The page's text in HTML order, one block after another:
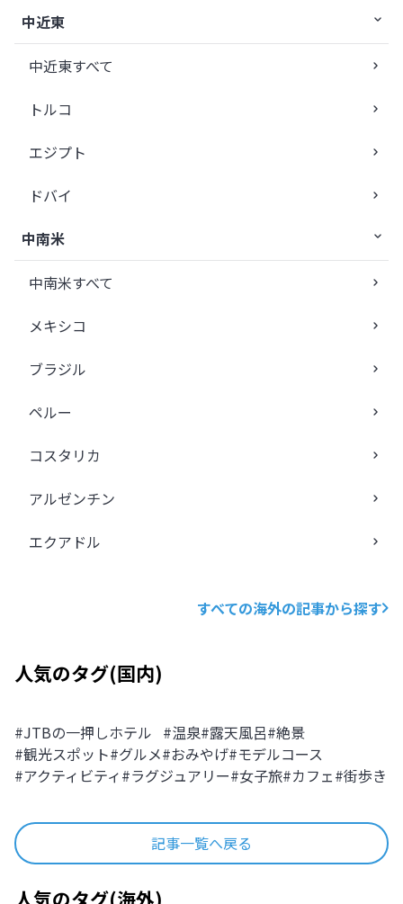
中近東
中近東すべて
トルコ
エジプト
ドバイ
中南米
中南米すべて
メキシコ
ブラジル
ペルー
コスタリカ
アルゼンチン
エクアドル
すべての海外の記事から探す
人気のタグ(国内)
#JTBの一押しホテル #温泉#露天風呂#絶景
#観光スポット#グルメ#おみやげ#モデルコース
#アクティビティ#ラグジュアリー#女子旅#カフェ#街歩き
記事一覧へ戻る
人気のタグ(海外)